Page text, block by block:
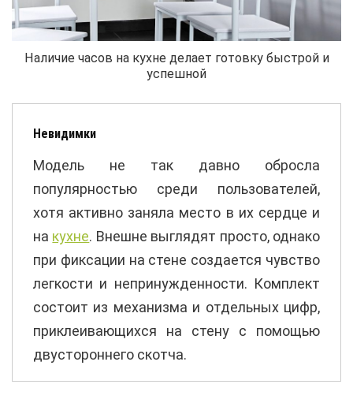
Наличие часов на кухне делает готовку быстрой и
успешной
Невидимки
Модель не так давно обросла
популярностью среди пользователей,
хотя активно заняла место в их сердце и
на кухне. Внешне выглядят просто, однако
при фиксации на стене создается чувство
легкости и непринужденности. Комплект
состоит из механизма и отдельных цифр,
приклеивающихся на стену с помощью
двустороннего скотча.